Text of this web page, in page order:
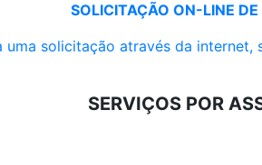
SOLICITAÇÃO ON-LINE DE
uma solicitação através da internet,
SERVIÇOS POR